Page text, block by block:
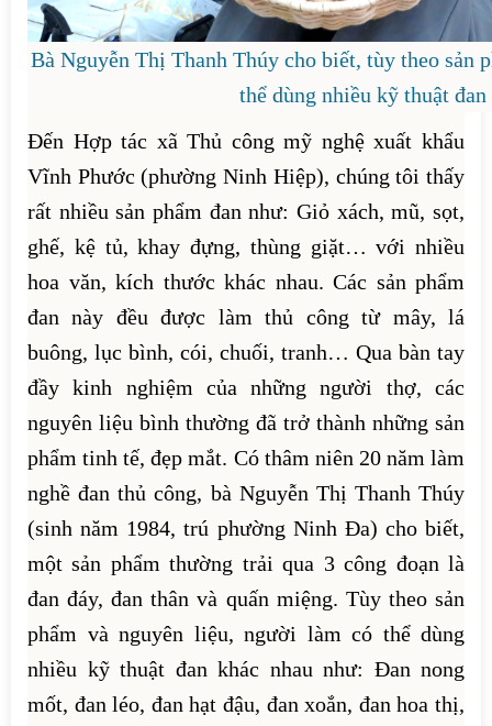
Bà Nguyễn Thị Thanh Thúy cho biết, tùy theo sản
thể dùng nhiều kỹ thuật đan
Đến Hợp tác xã Thủ công mỹ nghệ xuất khẩu
Vĩnh Phước (phường Ninh Hiệp), chúng tôi thấy
rất nhiều sản phẩm đan như: Giỏ xách, mũ, sọt,
ghế, kệ tủ, khay đựng, thùng giặt… với nhiều
hoa văn, kích thước khác nhau. Các sản phẩm
đan này đều được làm thủ công từ mây, lá
buông, lục bình, cói, chuối, tranh… Qua bàn tay
đầy kinh nghiệm của những người thợ, các
nguyên liệu bình thường đã trở thành những sản
phẩm tinh tế, đẹp mắt. Có thâm niên 20 năm làm
nghề đan thủ công, bà Nguyễn Thị Thanh Thúy
(sinh năm 1984, trú phường Ninh Đa) cho biết,
một sản phẩm thường trải qua 3 công đoạn là
đan đáy, đan thân và quấn miệng. Tùy theo sản
phẩm và nguyên liệu, người làm có thể dùng
nhiều kỹ thuật đan khác nhau như: Đan nong
mốt, đan léo, đan hạt đậu, đan xoắn, đan hoa thị,